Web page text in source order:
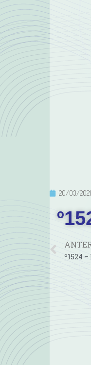
20/03/2021
º1524 –